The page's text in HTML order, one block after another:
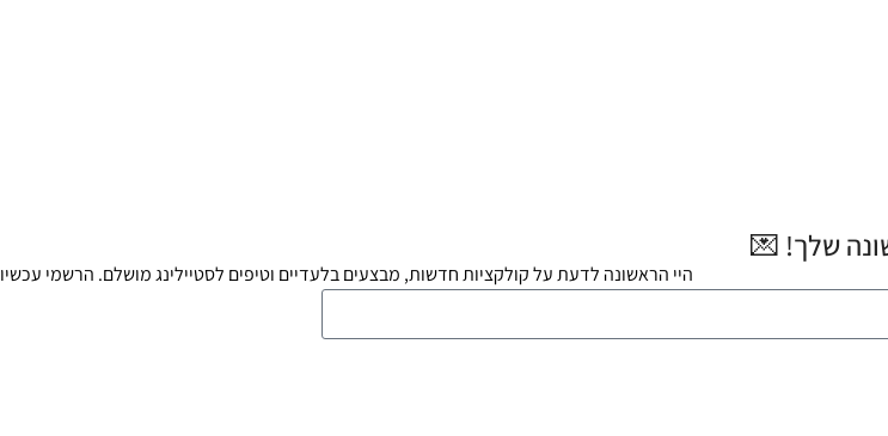
היי הראשונה לדעת על קולקציות חדשות, מבצעים בלעדיים וטיפים לסטיילינג מושלם. הרשמי עכשיו